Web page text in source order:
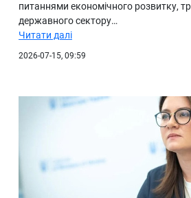
питаннями економічного розвитку,
державного сектору…
Читати далі
2026-07-15, 09:59